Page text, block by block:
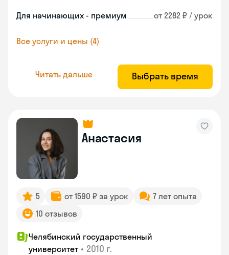
Для начинающих - премиум от 2282 ₽ / урок
Все услуги и цены (4)
Читать дальше Выбрать время
Анастасия
5 от 1590 ₽ за урок
7 лет опыта
10 отзывов
Челябинский государственный
университет • 2010 г.